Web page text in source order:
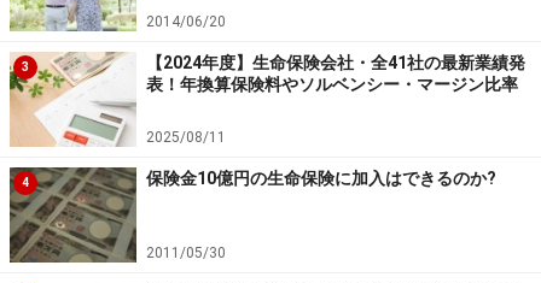
にしておくのが良いのではないかと思われます。ただ
し、医療保険やガン保険などで、「夫婦型」のほうがメ
リットが大きい商品もありますので、保険会社の担当者
に相談しながら検討してください。
また、｢夫婦連生保険｣といって、夫が亡くなったとき、
妻が契約者になって妻子の保障をそのまま継続できる保
険もありますので、妻の死亡保障は全く要らないのであ
2014/06/20
3
【2024年度】生命保険会社・全41社の最新業績発
表！年換算保険料やソルベンシー・マージン比率
2025/08/11
4 保険金10億円の生命保険に加入はできるのか?
2011/05/30